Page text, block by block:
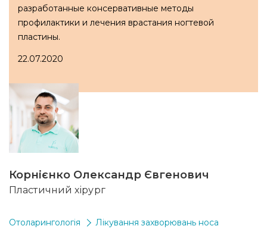
разработанные консервативные методы
профилактики и лечения врастания ногтевой
пластины.
22.07.2020
Корнієнко Олександр Євгенович
Пластичний хірург
Отоларингологія Лікування захворювань носа